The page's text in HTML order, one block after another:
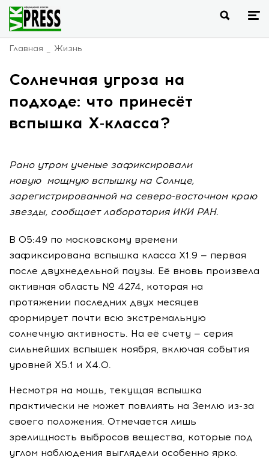
Главная Жизнь
Солнечная угроза на
подходе: что принесёт
вспышка X-класса?
Рано утром ученые зафиксировали
новую мощную вспышку на Солнце,
зарегистрированной на северо-восточном краю
звезды, сообщает лаборатория ИКИ РАН.
В 05:49 по московскому времени
зафиксирована вспышка класса X1.9 — первая
после двухнедельной паузы. Её вновь произвела
активная область № 4274, которая на
протяжении последних двух месяцев
формирует почти всю экстремальную
солнечную активность. На её счету — серия
сильнейших вспышек ноября, включая события
уровней X5.1 и X4.0.
Несмотря на мощь, текущая вспышка
практически не может повлиять на Землю из-за
своего положения. Отмечается лишь
зрелищность выбросов вещества, которые под
углом наблюдения выглядели особенно ярко.